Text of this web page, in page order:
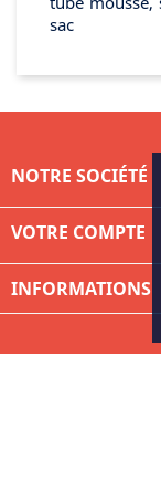
sac
NOTRE SOCIÉTÉ
VOTRE COMPTE
INFORMATIONS